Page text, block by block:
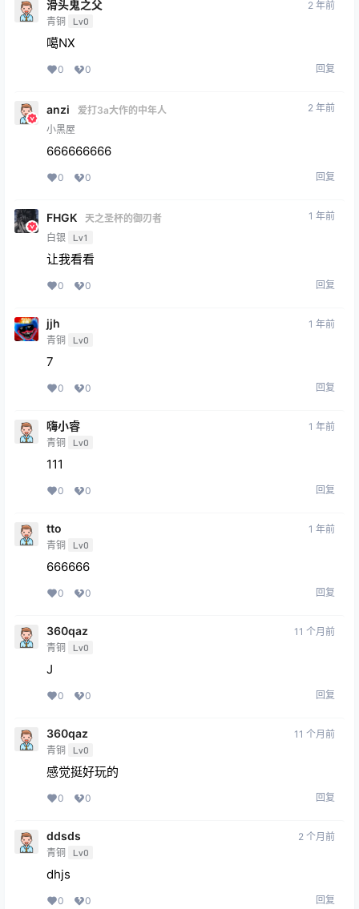
滑头鬼之父
青铜 Lv0
2 年前
噶NX
0 0 回复
anzi
爱打3a大作的中年人
小黑屋
2 年前
666666666
0 0 回复
FHGK
天之圣杯的御刃者
白银
Lv1
1 年前
让我看看
0 0 回复
jjh
青铜 Lv0
1 年前
7
0 0 回复
嗨小睿
青铜 Lv0
1 年前
111
0 0 回复
tto
青铜 Lv0
1 年前
666666
0 0 回复
360qaz
青铜 Lv0
11 个月前
J
0 0 回复
360qaz
青铜 Lv0
11 个月前
感觉挺好玩的
0 0 回复
ddsds
青铜 Lv0
2 个月前
dhjs
0 0 回复